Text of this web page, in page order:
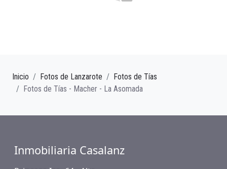
Inicio Fotos de Lanzarote
Fotos de Tías
Fotos de Tías - Macher - La Asomada
Inmobiliaria Casalanz